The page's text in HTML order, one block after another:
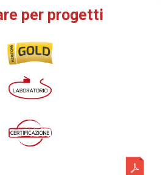
per progetti